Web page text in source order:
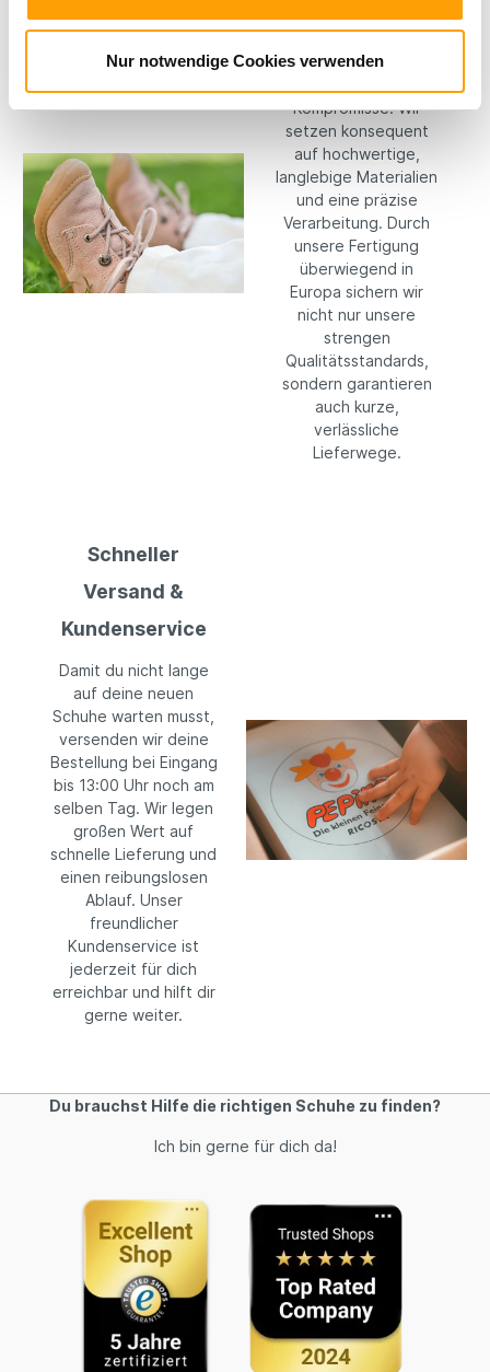
Nur notwendige Cookies verwenden
Materialien
Bei RICOSTA machen
Kompromisse: Wir
setzen konsequent
auf hochwertige,
langlebige Materialien
und eine präzise
Verarbeitung. Durch
unsere Fertigung
überwiegend in
Europa sichern wir
nicht nur unsere
strengen
Qualitätsstandards,
sondern garantieren
auch kurze,
verlässliche
Lieferwege.
Schneller
Versand &
Kundenservice
Damit du nicht lange
auf deine neuen
Schuhe warten musst,
versenden wir deine
Bestellung bei Eingang
bis 13:00 Uhr noch am
selben Tag. Wir legen
großen Wert auf
schnelle Lieferung und
einen reibungslosen
Ablauf. Unser
freundlicher
Kundenservice ist
jederzeit für dich
erreichbar und hilft dir
gerne weiter.
Du brauchst Hilfe die richtigen Schuhe zu finden?
Ich bin gerne für dich da!